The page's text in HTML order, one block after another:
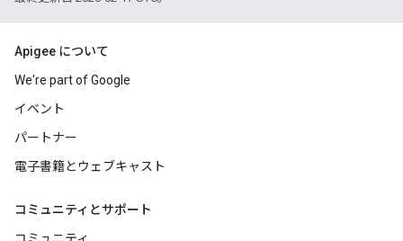
Apigee について
We're part of Google
イベント
パートナー
電子書籍とウェブキャスト
コミュニティとサポート